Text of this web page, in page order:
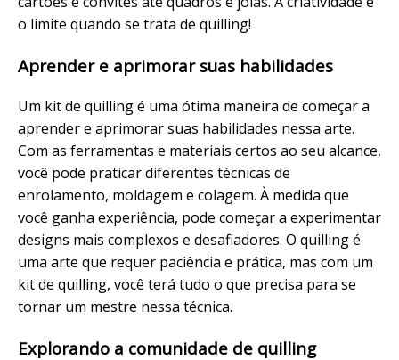
o limite quando se trata de quilling!
Aprender e aprimorar suas habilidades
Um kit de quilling é uma ótima maneira de começar a
aprender e aprimorar suas habilidades nessa arte.
Com as ferramentas e materiais certos ao seu alcance,
você pode praticar diferentes técnicas de
enrolamento, moldagem e colagem. À medida que
você ganha experiência, pode começar a experimentar
designs mais complexos e desafiadores. O quilling é
uma arte que requer paciência e prática, mas com um
kit de quilling, você terá tudo o que precisa para se
tornar um mestre nessa técnica.
Explorando a comunidade de quilling